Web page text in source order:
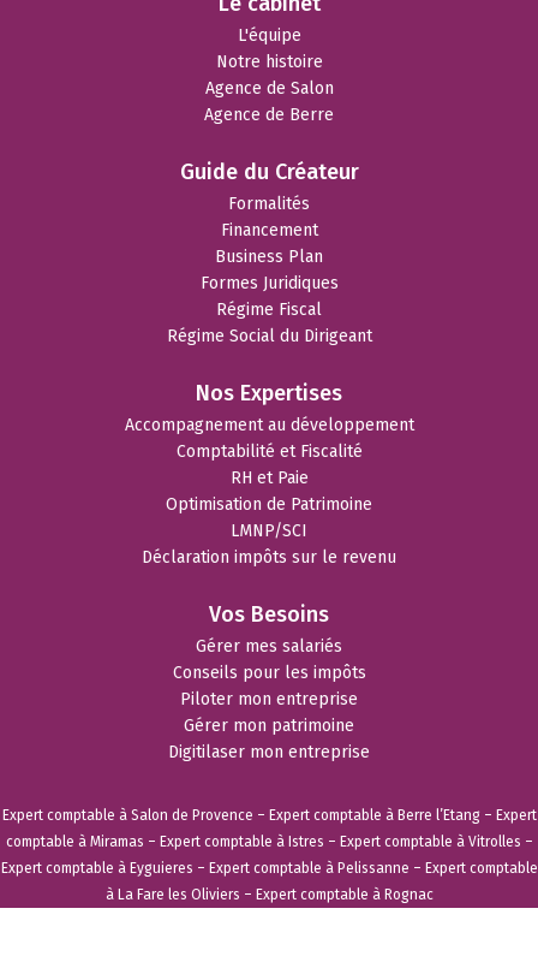
L'équipe
Notre histoire
Agence de Salon
Agence de Berre
Guide du Créateur
Formalités
Financement
Business Plan
Formes Juridiques
Régime Fiscal
Régime Social du Dirigeant
Nos Expertises
Accompagnement au développement
Comptabilité et Fiscalité
RH et Paie
Optimisation de Patrimoine
LMNP/SCI
Déclaration impôts sur le revenu
Vos Besoins
Gérer mes salariés
Conseils pour les impôts
Piloter mon entreprise
Gérer mon patrimoine
Digitilaser mon entreprise
Expert comptable à Salon de Provence – Expert comptable à Berre l’Etang– Expert
comptable à Miramas – Expert comptable à Istres – Expert comptable à Vitrolles –
Expert comptable à Eyguieres – Expert comptable à Pelissanne – Expert comptable
à La Fare les Oliviers – Expert comptable à Rognac